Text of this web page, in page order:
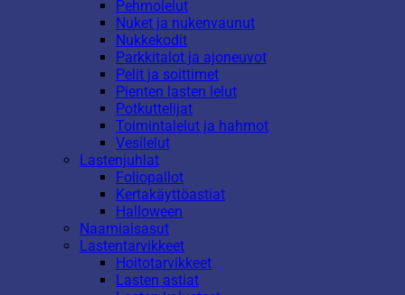
Pehmolelut
Nuket ja nukenvaunut
Nukkekodit
Parkkitalot ja ajoneuvot
Pelit ja soittimet
Pienten lasten lelut
Potkuttelijat
Toimintalelut ja hahmot
Vesilelut
Lastenjuhlat
Foliopallot
Kertakäyttöastiat
Halloween
Naamiaisasut
Lastentarvikkeet
Hoitotarvikkeet
Lasten astiat